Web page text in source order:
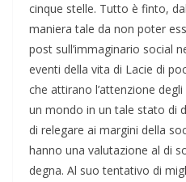
cinque stelle. Tutto è finto,
maniera tale da non poter
post sull’immaginario social
eventi della vita di Lacie di
che attirano l’attenzione
un mondo in un tale stato di
di relegare ai margini della
hanno una valutazione al di
degna. Al suo tentativo di